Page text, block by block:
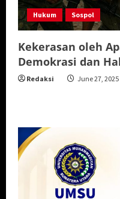
Hukum Sospol
Kekerasan oleh
Demokrasi dan
Redaksi June 27, 2025